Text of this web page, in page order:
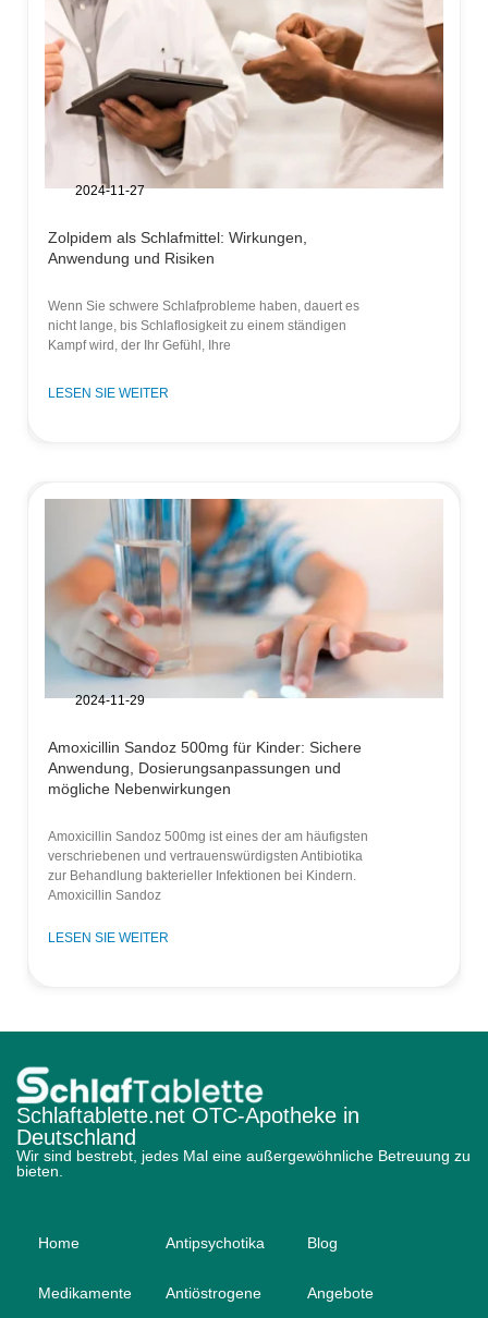
Zolpidem als Schlafmittel: Wirkungen,
Anwendung und Risiken
Wenn Sie schwere Schlafprobleme haben, dauert es
nicht lange, bis Schlaflosigkeit zu einem ständigen
Kampf wird, der Ihr Gefühl, Ihre
LESEN SIE WEITER
2024-11-27
Amoxicillin Sandoz 500mg für Kinder: Sichere
Anwendung, Dosierungsanpassungen und
mögliche Nebenwirkungen
Amoxicillin Sandoz 500mg ist eines der am häufigsten
verschriebenen und vertrauenswürdigsten Antibiotika
zur Behandlung bakterieller Infektionen bei Kindern.
Amoxicillin Sandoz
LESEN SIE WEITER
2024-11-29
Schlaftablette.net OTC-Apotheke in
Deutschland
Wir sind bestrebt, jedes Mal eine außergewöhnliche Betreuung zu
bieten.
Home
Medikamente
Antipsychotika
Antiöstrogene
Blog
Angebote